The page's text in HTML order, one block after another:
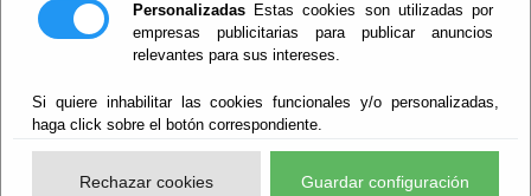
Personalizadas Estas cookies son utilizadas por
empresas publicitarias para publicar anuncios
relevantes para sus intereses.
Si quiere inhabilitar las cookies funcionales y/o personalizadas,
haga click sobre el botón correspondiente.
Rechazar cookies Guardar configuración
Beneficiarios Red Provincial
Punto de Informacion del Catastro
Agencia Tributaria
Junta de Andalucia
Manual del Concejal
Consorcios
Bomberos Poniente